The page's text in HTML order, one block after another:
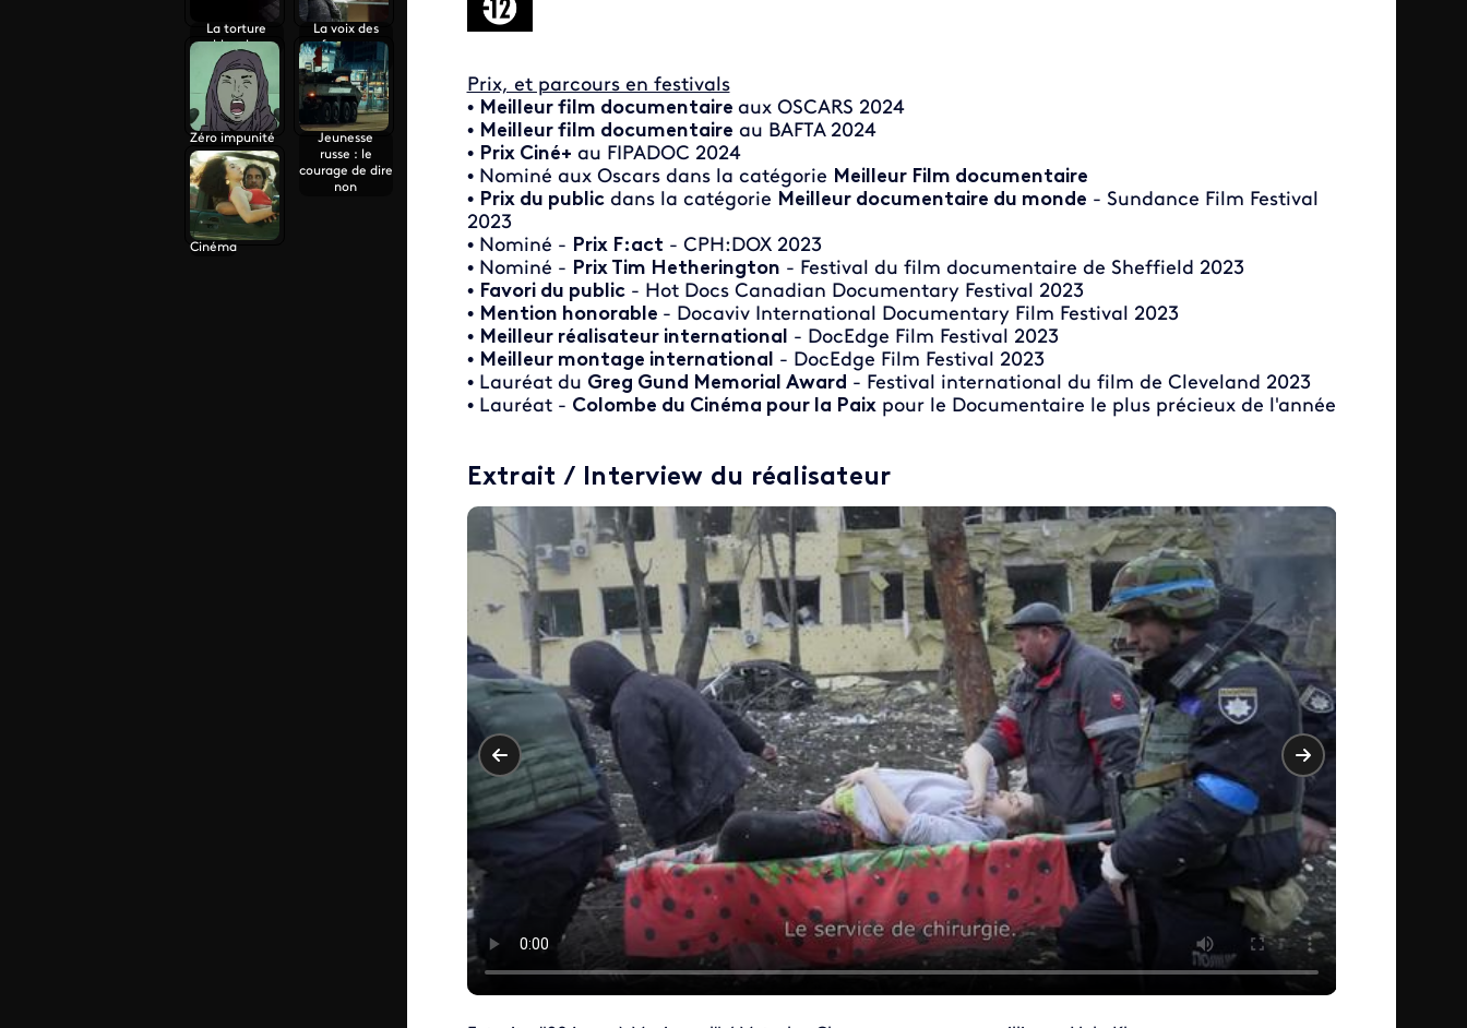
La torture
blanche
La voix des
femmes
intouchables
Zéro impunité
Jeunesse
russe : le
courage de dire
non
Cinéma
Prix, et parcours en festivals
• Meilleur film documentaire aux OSCARS 2024
• Meilleur film documentaire au BAFTA 2024
• Prix Ciné+ au FIPADOC 2024
• Nominé aux Oscars dans la catégorie Meilleur Film documentaire
• Prix du publicdans la catégorie Meilleur documentaire du monde - Sundance Film Festival
2023
• Nominé - Prix F:act - CPH:DOX 2023
• Nominé - Prix Tim Hetherington - Festival du film documentaire de Sheffield 2023
• Favori du public- Hot Docs Canadian Documentary Festival 2023
• Mention honorable - Docaviv International Documentary Film Festival 2023
• Meilleur réalisateur international - DocEdge Film Festival 2023
• Meilleur montage international - DocEdge Film Festival 2023
• Lauréat du Greg Gund Memorial Award - Festival international du film de Cleveland 2023
• Lauréat - Colombe du Cinéma pour la Paixpour le Documentaire le plus précieux de l'année
Extrait / Interview du réalisateur
ID de la video FTV Preview